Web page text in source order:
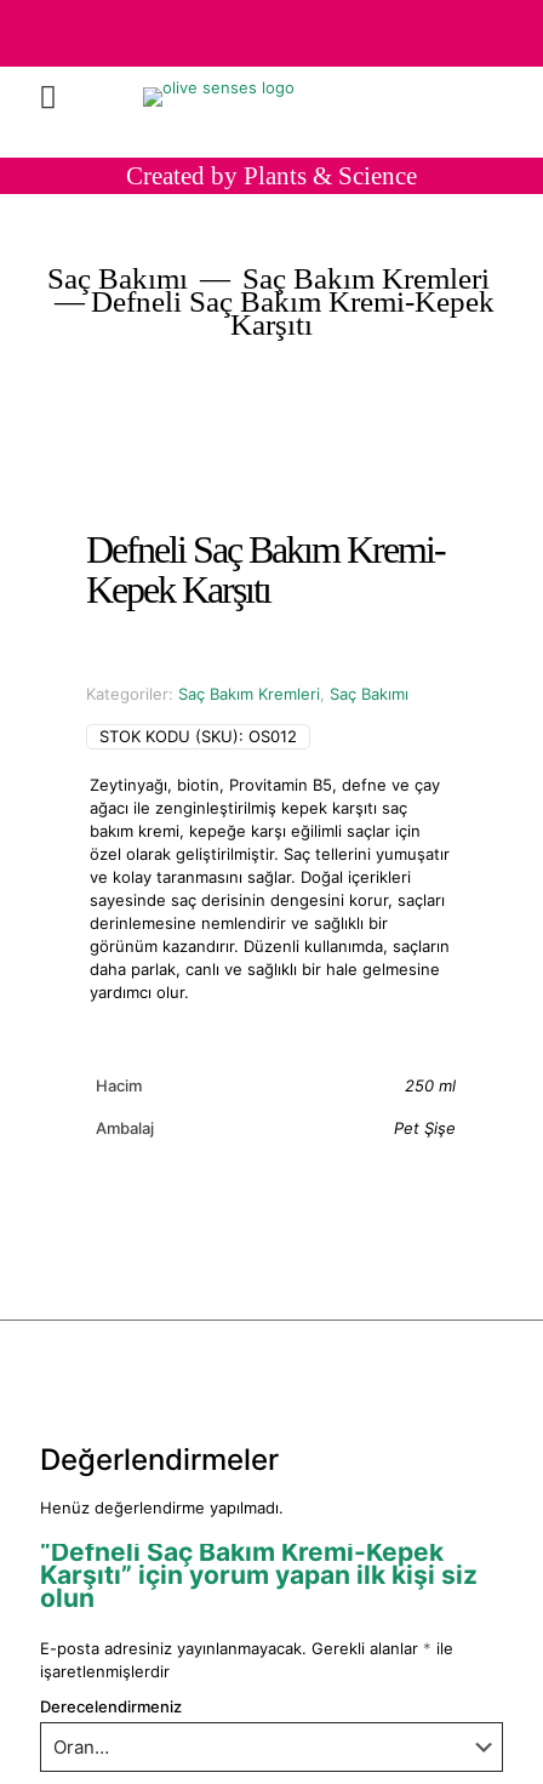
Created by Plants & Science
Saç Bakımı — Saç Bakım Kremleri
—Defneli Saç Bakım Kremi-Kepek
Karşıtı
Defneli Saç Bakım Kremi-
Kepek Karşıtı
Kategoriler: Saç Bakım Kremleri Saç Bakımı
STOK KODU (SKU):OS012
Zeytinyağı, biotin, Provitamin B5, defne ve çay
ağacı ile zenginleştirilmiş kepek karşıtı saç
bakım kremi, kepeğe karşı eğilimli saçlar için
özel olarak geliştirilmiştir. Saç tellerini yumuşatır
ve kolay taranmasını sağlar. Doğal içerikleri
sayesinde saç derisinin dengesini korur, saçları
derinlemesine nemlendirir ve sağlıklı bir
görünüm kazandırır. Düzenli kullanımda, saçların
daha parlak, canlı ve sağlıklı bir hale gelmesine
yardımcı olur.
Hacim 250 ml
Ambalaj Pet Şişe
Değerlendirmeler
Henüz değerlendirme yapılmadı.
“Defneli Saç Bakım Kremi-Kepek
Karşıtı” için yorum yapan ilk kişi siz
olun
E-posta adresiniz yayınlanmayacak. Gerekli alanlar * ile
işaretlenmişlerdir
Derecelendirmeniz